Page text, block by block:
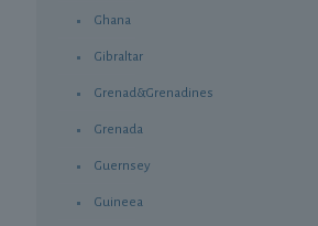
Ghana
Gibraltar
Grenad&Grenadines
Grenada
Guernsey
Guineea